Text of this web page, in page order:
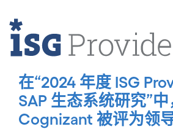
在“2024 年度 ISG
SAP 生态系统研究”中
Cognizant 被评为领